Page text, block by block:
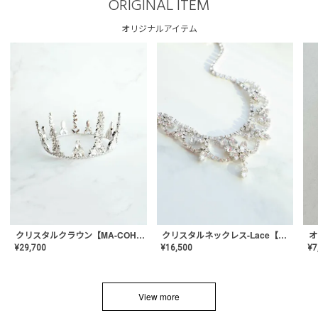
ORIGINAL ITEM
オリジナルアイテム
クリスタルクラウン【MA-COHD-01】韓国風クラウン/ウェディングクラウン/ティアラ
¥29,700
クリスタルネックレス-Lace【MA-CONL-02】
¥16,500 ¥
View more